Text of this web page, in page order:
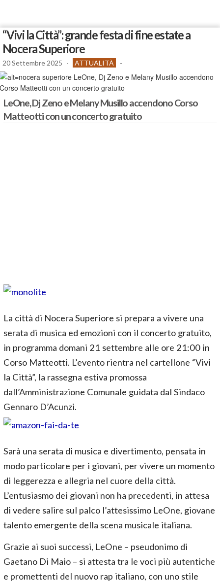
“Vivi la Città”: grande festa di fine estate a
Nocera Superiore
20 Settembre 2025 - ATTUALITÀ -
LeOne, Dj Zeno e Melany Musillo accendono Corso
Matteotti con un concerto gratuito
La città di Nocera Superiore si prepara a vivere una
serata di musica ed emozioni con il concerto gratuito,
in programma domani 21 settembre alle ore 21:00 in
Corso Matteotti. L’evento rientra nel cartellone “Vivi
la Città”, la rassegna estiva promossa
dall’Amministrazione Comunale guidata dal Sindaco
Gennaro D’Acunzi.
Sarà una serata di musica e divertimento, pensata in
modo particolare per i giovani, per vivere un momento
di leggerezza e allegria nel cuore della città.
L’entusiasmo dei giovani non ha precedenti, in attesa
di vedere salire sul palco l’attesissimo LeOne, giovane
talento emergente della scena musicale italiana.
Grazie ai suoi successi, LeOne – pseudonimo di
Gaetano Di Maio – si attesta tra le voci più autentiche
e promettenti del nuovo rap italiano, con uno stile